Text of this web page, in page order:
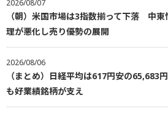
2026/08/07
（朝）米国市場は3指数揃って下落 中
理が悪化し売り優勢の展開
2026/08/06
（まとめ）日経平均は617円安の
も好業績銘柄が支え